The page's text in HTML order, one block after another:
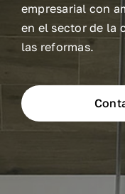
empresarial con
en el sector de la
las reformas.